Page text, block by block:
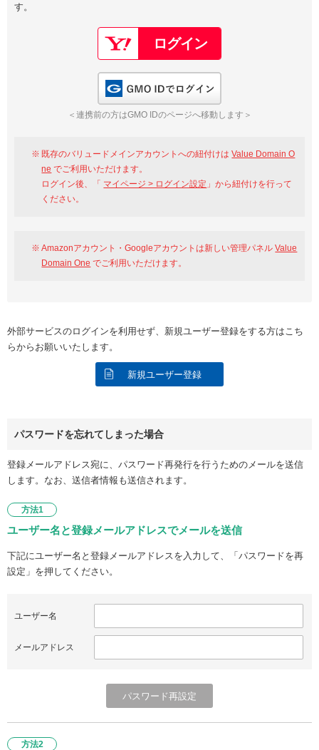
Google
GMO ID Amazon
※AmazonはValue Domain Oneのログイン画面へ遷移します
以下でも登録可能
Google Yahoo!
GMO ID
す。
＜連携前の方はGMO IDのページへ移動します＞
既存のバリュードメインアカウントへの紐付けはValue Domain O
ne でご利用いただけます。
ログイン後、「 マイページ > ログイン設定 」から紐付けを行って
ください。
Amazonアカウント・Googleアカウントは新しい管理パネルValue
Domain One でご利用いただけます。
外部サービスのログインを利用せず、新規ユーザー登録をする方はこち
らからお願いいたします。
新規ユーザー登録
パスワードを忘れてしまった場合
登録メールアドレス宛に、パスワード再発行を行うためのメールを送信
します。なお、送信者情報も送信されます。
方法1
ユーザー名と登録メールアドレスでメールを送信
下記にユーザー名と登録メールアドレスを入力して、「パスワードを再
設定」を押してください。
ユーザー名
メールアドレス
方法2